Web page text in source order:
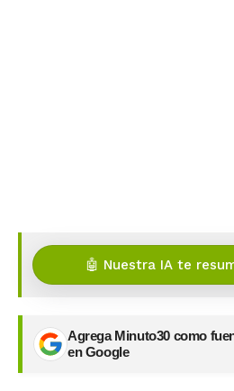
🤖 Nuestra IA te
Agrega Minuto30 como
en Google